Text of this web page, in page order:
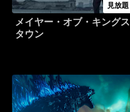
見放題
メイヤー・オブ・キングス
タウン